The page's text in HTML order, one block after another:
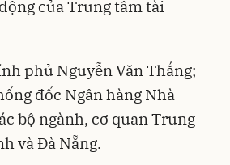
của Trung tâm tài
phủ Nguyễn Văn Thắng;
đốc Ngân hàng Nhà
bộ ngành, cơ quan Trung
và Đà Nẵng.